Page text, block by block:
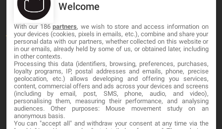
OUR COMPANY
About
Blog
Contact
LEGAL
Cookies
Welcome
With our 186partners, we wish to store and access information on
your devices (cookies, pixels in emails, etc.), combine and share your
personal data with our partners, whether collected on this website or
in our emails, already held by some of us, or obtained later, including
in other contexts.
Processing this data (identifiers, browsing, preferences, purchases,
loyalty programs, IP, postal addresses and emails, phone, precise
geolocation, etc.) allows developing and offering you services,
content, commercial offers and ads across your devices and screens
(including by email, post, SMS, phone, audio, and video),
personalising them, measuring their performance, and analysing
audiences. Other purposes: Mouse movement study on an
anonymous basis.
You can "accept all" and withdraw your consent at any time via the